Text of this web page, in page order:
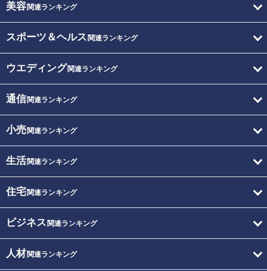
美容関連ランキング
スポーツ＆ヘルス 関連ランキング
ウエディング関連ランキング
通信関連ランキング
小売関連ランキング
生活関連ランキング
住宅関連ランキング
ビジネス 関連ランキング
人材関連ランキング